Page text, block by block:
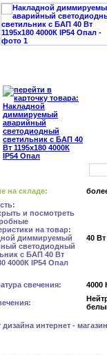
на складе:
40 Вт
свечения: 4000